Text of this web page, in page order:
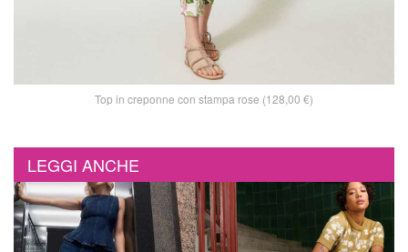
Top in creponne con stampa rose (128,00 €)
LEGGI ANCHE